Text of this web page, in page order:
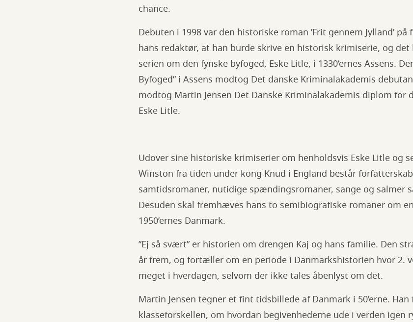
chance.
Debuten i 1998 var den historiske roman ’Frit gennem Jylland’
hans redaktør, at han burde skrive en historisk krimiserie, og
serien om den fynske byfoged, Eske Litle, i 1330’ernes Assens.
Byfoged” i Assens modtog Det danske Kriminalakademis
modtog Martin Jensen Det Danske Kriminalakademis diplom for
Eske Litle.
Udover sine historiske krimiserier om henholdsvis Eske Litle og
Winston fra tiden under kong Knud i England består
samtidsromaner, nutidige spændingsromaner, sange og salmer
Desuden skal fremhæves hans to semibiografiske romaner om
1950’ernes Danmark.
”Ej så svært” er historien om drengen Kaj og hans familie. Den
år frem, og fortæller om en periode i Danmarkshistorien hvor 2.
meget i hverdagen, selvom der ikke tales åbenlyst om det.
Martin Jensen tegner et fint tidsbillede af Danmark i 50’erne.
klasseforskellen, om hvordan begivenhederne ude i verden igen